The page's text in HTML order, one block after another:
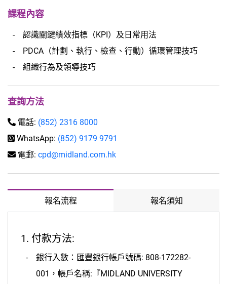
課程內容
認識關鍵績效指標（KPI）及日常用法
PDCA（計劃、執行、檢查、行動）循環管理技巧
組織行為及領導技巧
查詢方法
電話: (852) 2316 8000
WhatsApp: (852) 9179 9791
電郵: cpd@midland.com.hk
報名流程 報名須知
1. 付款方法:
銀行入數：匯豐銀行帳戶號碼: 808-172282-
001，帳戶名稱:『MIDLAND UNIVERSITY